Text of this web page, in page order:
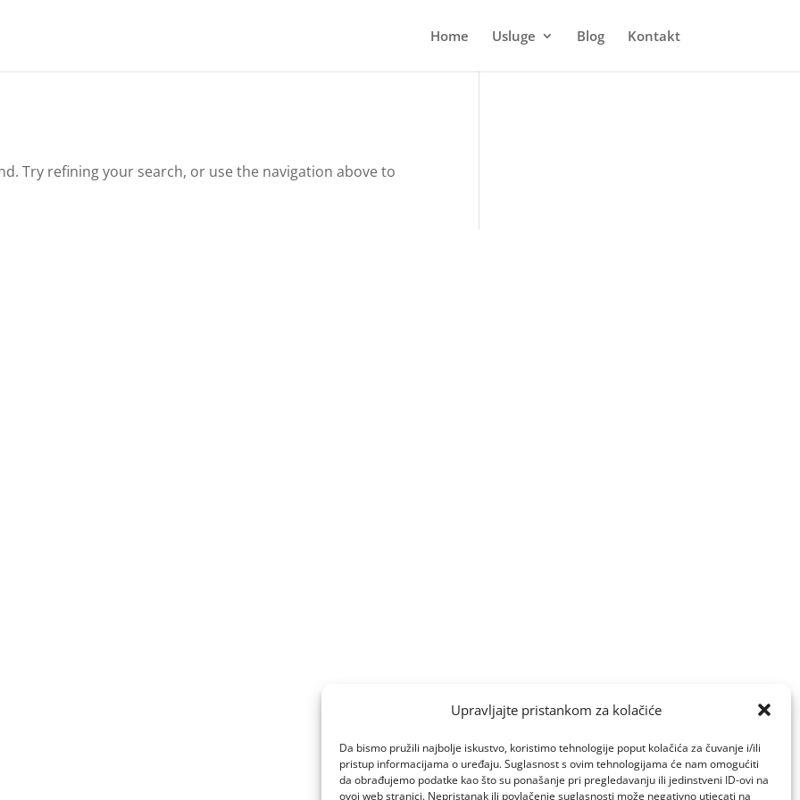
Upravljajte pristankom za kolačiće
Da bismo pružili najbolje iskustvo, koristimo tehnologije poput kolačića za čuvanje i/ili
pristup informacijama o uređaju. Suglasnost s ovim tehnologijama će nam omogućiti
da obrađujemo podatke kao što su ponašanje pri pregledavanju ili jedinstveni ID-ovi na
ovoj web stranici. Nepristanak ili povlačenje suglasnosti može negativno utjecati na
Home Usluge Blog Kontakt
Try refining your search, or use the navigation above to